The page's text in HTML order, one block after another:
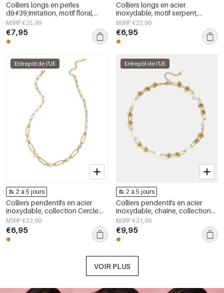
Colliers longs en perles
d&#39;imitation, motif floral,
collection Douceur et Simplicité
au quotidien, bijoux pour
femmes
MSRP €25,99
€7,95
Colliers longs en acier
inoxydable, motif serpent,
collection Daily Simple, bijoux
pour femmes
MSRP €22,99
€6,95
Entrepôt de l'UE
2 à 5 jours
Colliers pendentifs en acier
inoxydable, collection Cercle
Simple Daily Simple, bijoux pour
femmes
MSRP €22,99
€6,95
Entrepôt de l'UE
2 à 5 jours
Colliers pendentifs en acier
inoxydable, chaîne, collection
Simple Daily Simple, bijoux pour
femmes
MSRP €31,99
€9,95
VOIR PLUS